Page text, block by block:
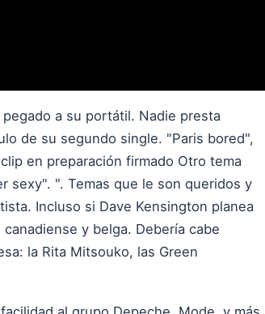
pegado a su portátil. Nadie presta
de su segundo single. "Paris bored",
en preparación firmado Otro tema
sexy". ". Temas que le son queridos y
Incluso si Dave Kensington planea
y belga. Debería cabe
la Rita Mitsouko, las Green